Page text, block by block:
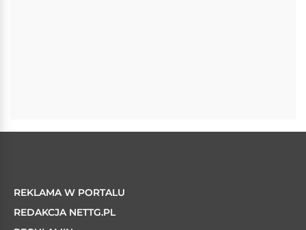
REKLAMA W PORTALU
REDAKCJA NETTG.PL